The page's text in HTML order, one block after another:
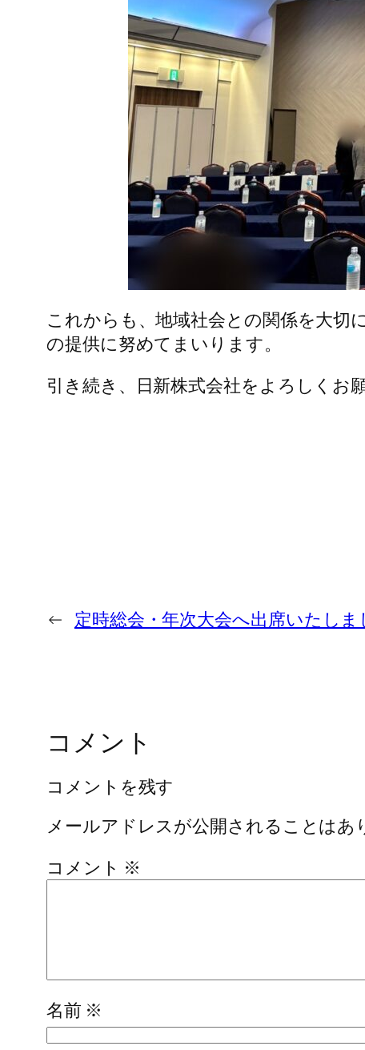
これからも、地域社会との関係を大切
の提供に努めてまいります。
引き続き、日新株式会社をよろしくお
← 定時総会・年次大会へ出席いたしま
コメント
コメントを残す
メールアドレスが公開されることはあ
コメント ※
名前 ※